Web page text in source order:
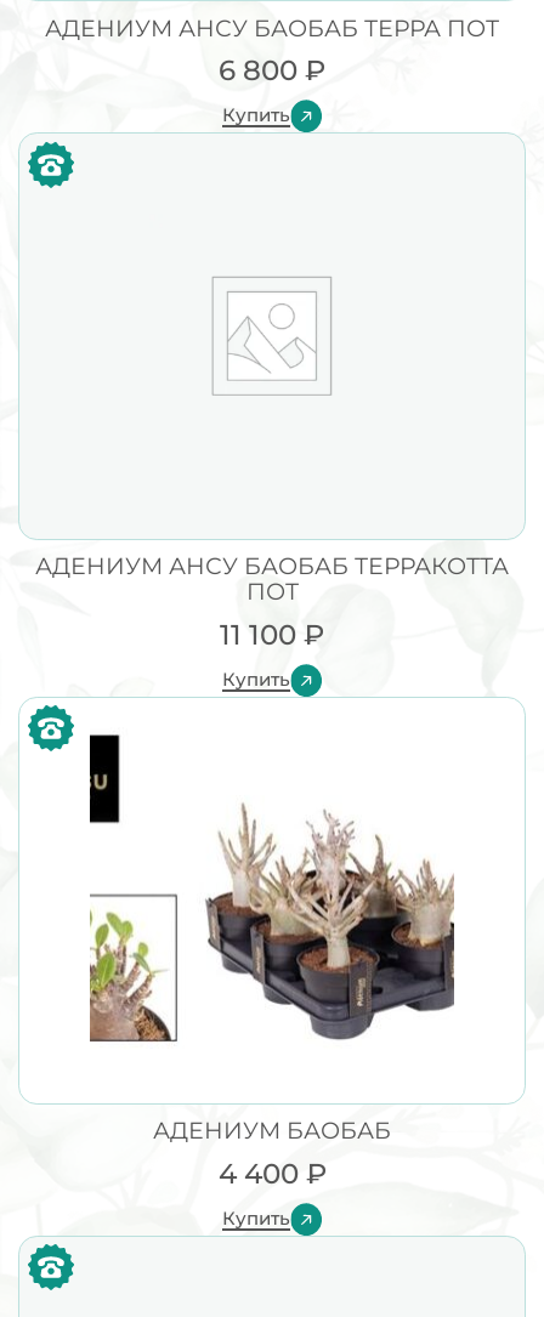
АДЕНИУМ АНСУ БАОБАБ ТЕРРА ПОТ
6 800 ₽
Купить
АДЕНИУМ АНСУ БАОБАБ ТЕРРАКОТТА
ПОТ
11 100 ₽
Купить
АДЕНИУМ БАОБАБ
4 400 ₽
Купить